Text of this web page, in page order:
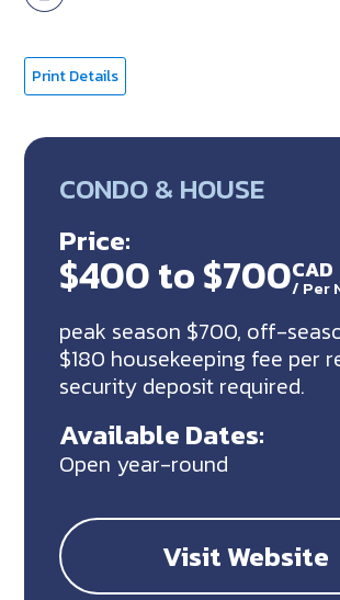
Print Details
CONDO & HOUSE
Price:
$400 to $700CAD
/ Per
peak season $700, off-
$180 housekeeping fee per
security deposit required.
Available Dates:
Open year-round
Visit Website